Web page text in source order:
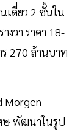
เดี่ยว 2 ชั้นใน
งวา ราคา 18-
270 ล้านบาท
Morgen
ษ พัฒนาในรูป